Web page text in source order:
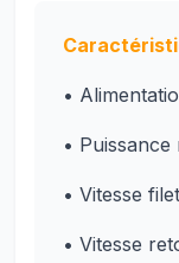
•
• Puissance
• Vitesse
• Vitesse